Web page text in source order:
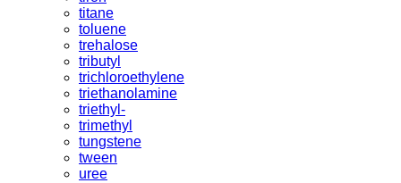
titane
toluene
trehalose
tributyl
trichloroethylene
triethanolamine
triethyl-
trimethyl
tungstene
tween
uree